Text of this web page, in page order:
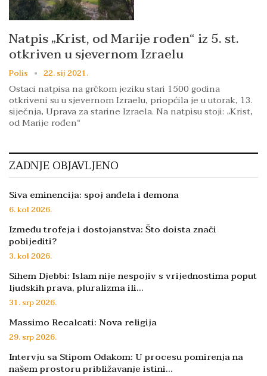
Natpis „Krist, od Marije rođen“ iz 5. st.
otkriven u sjevernom Izraelu
Polis 22. sij 2021.
Ostaci natpisa na grčkom jeziku stari 1500 godina
otkriveni su u sjevernom Izraelu, priopćila je u utorak, 13.
siječnja, Uprava za starine Izraela. Na natpisu stoji: „Krist,
od Marije rođen“
ZADNJE OBJAVLJENO
Siva eminencija: spoj anđela i demona
6. kol 2026.
Između trofeja i dostojanstva: Što doista znači
pobijediti?
3. kol 2026.
Sihem Djebbi: Islam nije nespojiv s vrijednostima poput
ljudskih prava, pluralizma ili…
31. srp 2026.
Massimo Recalcati: Nova religija
29. srp 2026.
Intervju sa Stipom Odakom: U procesu pomirenja na
našem prostoru približavanje istini…